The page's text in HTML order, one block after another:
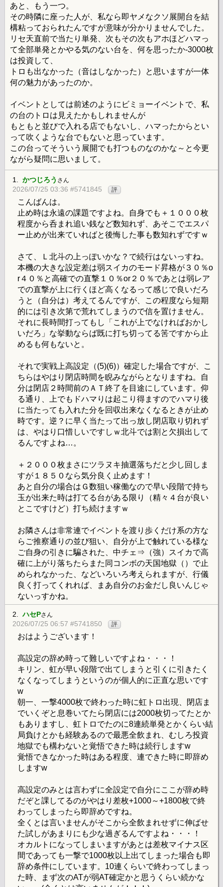
あと、もう一つ。
その時隣に座った人が、私なら即ヤメなクソ展開台を結
構粘っておられたんですが意味が分かりませんでした。
リセ天直前で当たり単発、次もその次もアホほどハマっ
て全部単発とかやる気のない台を、何を思ったか-3000枚
は投資して、
トロも出なかった（音はしなかった）と思いますが一体
何の魅力があったのか。
イベントとしては前述のようにビミョーイベントで、私
の台のトロは見えたかもしれませんが
もともと並びで入れる店でもないし、ハマったからとい
って吹くような台でもないと思っています。
この台ってそういう展開でも打つものなのかな～と今更
ながら疑問に思いまして。
1. かつじろう さん
2026/07/25 03:36 #5741845 評
こんばんは。
止め時は永遠の課題ですよね。自身でも＋１０００枚
程度から呑まれ追い銭など数知れず、あそこでエスパ
ー止めが出来ていればと後悔した事も数知れずですｗ
さて、Ｌ北斗の上っぽいかな？で続行はないっすね。
本機の大きな設定差は弱スイカのモード昇格が３０％o
r４０％と高確での直撃１０％or２０％であとは弱レア
での直撃が上に行くほど高くなるって感じで良いだろ
うと（自分は）考えてるんですが、この程度なら短期
的には引き次第で荒れてしまうので信を置けません。
それに長時間打ってもし「これが上でなければおかし
いだろ」な挙動ならば既に打ち切ってる筈ですから止
めるも何もないと。
それで実戦上高設定（(5)(6)）確定した場合ですが、こ
ちらはやはり閉店時間を睨みながらとなりますね。自
分は閉店２時間前のＡＴ終了を目途にしています。仰
る通り、上でもドハマりは起こり得ますのでハマり後
に当たっても入れた分を回収出来なくなるときが止め
時です。逆？に早く当たって出っ放し閉店取り切れず
は、やはり口惜しいですしｗ北斗では割と欠損出して
るんですよね…。
＋２０００枚まさにツラヌキ抽選落ちだと少し回しま
すが１８５０なら気分良く止めます！
あと自分の場合はＧ数狙い稼働なので早い段階で持ち
玉が出来た時は打てる台がある限り（精々４台が良い
とこですけど）打ち続けますｗ
お隣さんは非常連でイベントを渡り歩くだけ系の方な
らご推察通りの並び狙い、自分が上で触れている様な
ご自身の引きに騙された、中チェ⇒（強）スイカで高
確に上がり落ちたらまた同コンボの天国地獄（）で止
められなかった、などいろいろ考えられますが、行儀
良く打ってくれれば、まあ自分のお金だし良いんじゃ
ないっすかね。
2.ハセPさん
2026/07/25 06:57 #5741850 評
おはようございます！
高設定の辞め時って難しいですよね・・・！
キリン、虹が早い段階で出てしまうと引くに引きたく
なくなってしまうというのが個人的に正直な思いです
w
朝一、一撃4000枚で終わった時に虹トロ出現、閉店ま
でいくぞと息巻いてたら閉店には2000枚切ってたとか
もありますし、虹トロでたのに8連続単発とかくらい結
局負けとかも経験あるので最悪全飲まれ、むしろ投資
地獄でも構わないと覚悟できた時は続行しますw
覚悟できなかった時はある程度、連できた時に即辞め
しますw
高設定のみとは言わずに全設定で自分にここが辞め時
だぞと課してるのがやはり差枚+1000～+1800枚で終
わってしまったら即辞めですね。
全くとは言いませんがそこから全飲まれせずに伸ばせ
た試しがあまりにも少な過ぎるんですよね・・・！
オカルトになってしまいますがあとは差枚マイナス区
間であっても一撃で1000枚以上出てしまった場合も即
辞め条件にしています。10連くらいで終わってしまっ
た時、まず次のATが弱AT確定かと思うくらい続かな